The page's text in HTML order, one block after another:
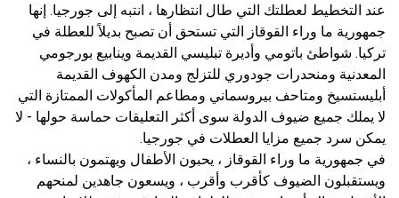
عند التخطيط لعطلتك التي طال انتظارها ، انتبه إلى جورجيا. إنها
جمهورية ما وراء القوقاز التي تستحق أن تصبح بديلاً للعطلة في
تركيا. شواطئ باتومي وأديرة تبليسي القديمة وينابيع بورجومي
المعدنية ومنحدرات جودوري للتزلج ومدن الكهوف القديمة
أبليستسيخ ومتاحف بيروسماني ومطاعم المأكولات الممتازة التي
لا يملك جميع ضيوف الدولة سوى أكثر التعليقات حماسة حولها - لا
يمكن سرد جميع مزايا العطلات في جورجيا.
في جمهورية ما وراء القوقاز ، يحبون الأطفال ويهتمون بالنساء ،
ويستقبلون الضيوف كأقرب وأقرب ، ويسعون جاهدين لمنحهم